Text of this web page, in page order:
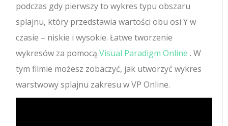
podczas gdy pierwszy to wykres typu obszaru
splajnu, który przedstawia wartości obu osi Y w
czasie – niskie i wysokie. Łatwe tworzenie
wykresów za pomocąVisual Paradigm Online . W
tym filmie możesz zobaczyć, jak utworzyć wykres
warstwowy splajnu zakresu w VP Online.